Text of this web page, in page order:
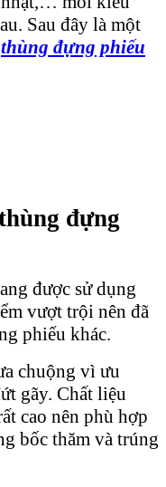
Sau đây là một
thùng đựng phiếu
đựng
được sử dụng
vượt trội nên đã
phiếu khác.
chuộng vì ưu
gãy. Chất liệu
cao nên phù hợp
bốc thăm và trúng